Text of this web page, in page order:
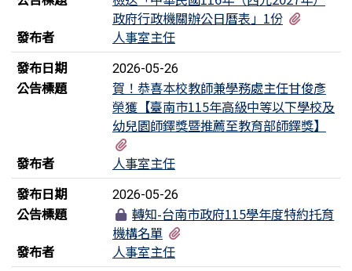
政府行政機關辦公日曆表」1份
發布者
人事室主任
發布日期
2026-05-26
公告標題
賀！恭喜本校教師兼學務處主任甘俊彥
榮獲【臺南市115年高級中等以下學校及
幼兒園師鐸獎暨推薦至教育部師鐸獎】
發布者
人事室主任
發布日期
2026-05-26
公告標題
轉知-台南市政府115學年度特約托育
機構名單
發布者
人事室主任